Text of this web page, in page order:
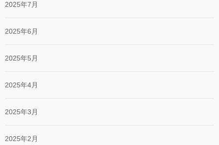
2025年7月
2025年6月
2025年5月
2025年4月
2025年3月
2025年2月